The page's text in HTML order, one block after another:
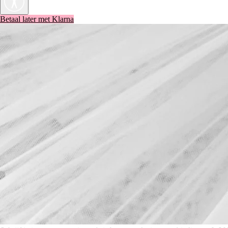
Betaal later met Klarna